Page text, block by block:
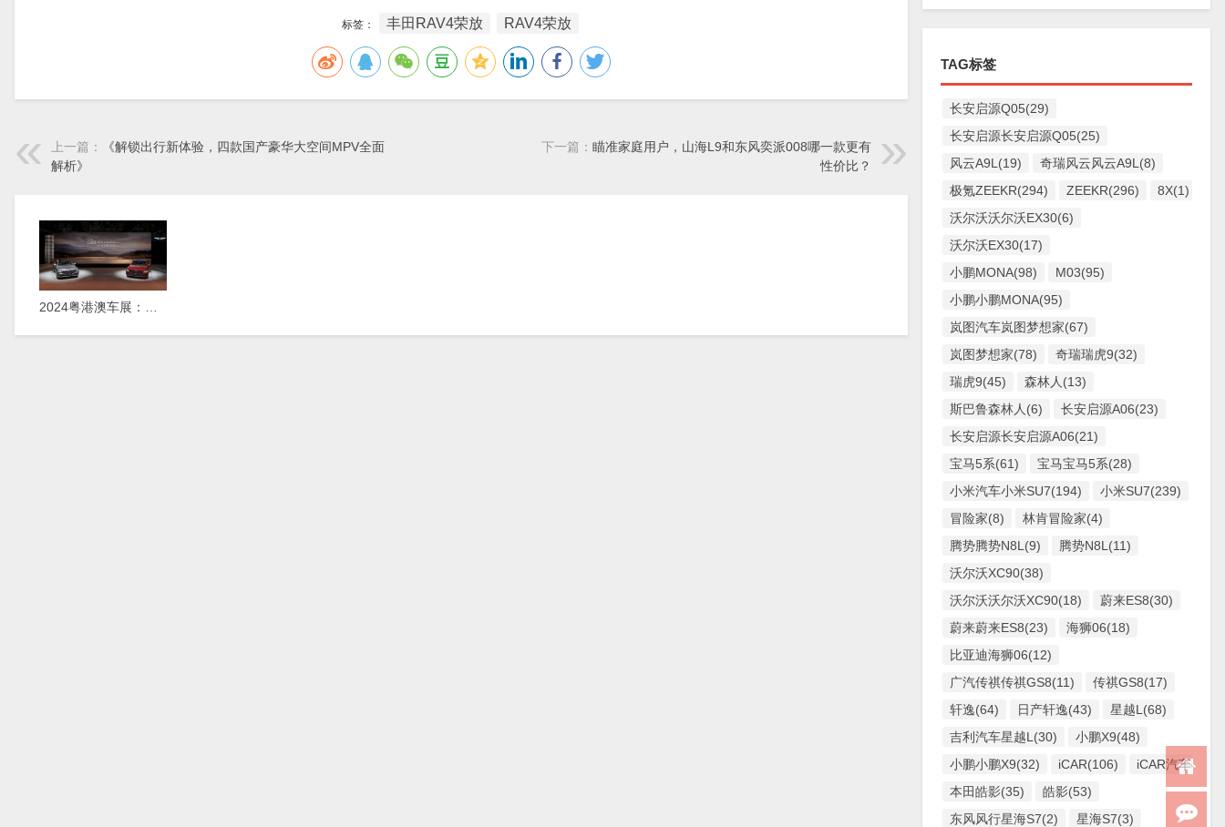
标签： 丰田RAV4荣放 RAV4荣放
上一篇：
《解锁出行新体验，四款国产豪华大空间MPV全面
解析》
下一篇： 瞄准家庭用户，山海L9和东风奕派008哪一款更有
性价比？
TAG标签
长安启源Q05(29)
长安启源长安启源Q05(25)
风云A9L(19)
奇瑞风云风云A9L(8)
极氪ZEEKR(294)
ZEEKR(296)
8X(1)
沃尔沃沃尔沃EX30(6)
沃尔沃EX30(17)
小鹏MONA(98)
M03(95)
小鹏小鹏MONA(95)
岚图汽车岚图梦想家(67)
岚图梦想家(78)
奇瑞瑞虎9(32)
瑞虎9(45)
森林人(13)
斯巴鲁森林人(6)
长安启源A06(23)
长安启源长安启源A06(21)
宝马5系(61)
宝马宝马5系(28)
小米汽车小米SU7(194)
小米SU7(239)
冒险家(8)
林肯冒险家(4)
腾势腾势N8L(9)
腾势N8L(11)
沃尔沃XC90(38)
沃尔沃沃尔沃XC90(18)
蔚来ES8(30)
蔚来蔚来ES8(23)
海狮06(18)
比亚迪海狮06(12)
广汽传祺传祺GS8(11)
传祺GS8(17)
轩逸(64)
日产轩逸(43)
星越L(68)
吉利汽车星越L(30)
小鹏X9(48)
小鹏小鹏X9(32)
iCAR(106)
iCAR汽车
本田皓影(35)
皓影(53)
东风风行星海S7(2)
星海S7(3)